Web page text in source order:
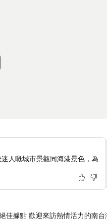
人嘅城市景觀同海港景色，為
新光三越百貨、SOGO